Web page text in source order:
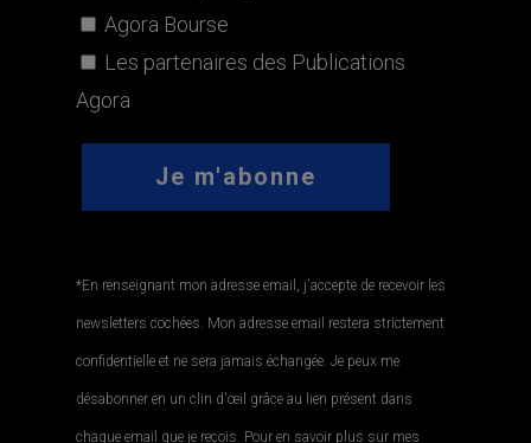
Agora Bourse
Les partenaires des Publications
Agora
*En renseignant mon adresse email, j'accepte de recevoir les
newsletters cochées. Mon adresse email restera strictement
confidentielle et ne sera jamais échangée. Je peux me
désabonner en un clin d'œil grâce au lien présent dans
chaque email que je reçois. Pour en savoir plus sur mes